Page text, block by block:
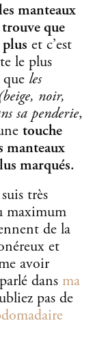
manteaux
que
et c’est
le plus
les
noir,
sa penderie,
touche
manteaux
marqués.
très
maximum
de la
et
avoir
dans ma
pas de